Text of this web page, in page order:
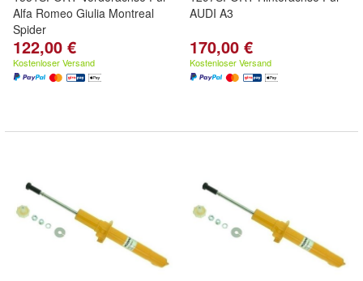
Alfa Romeo Giulia Montreal
Spider
122,00 €
Kostenloser Versand
AUDI A3
170,00 €
Kostenloser Versand